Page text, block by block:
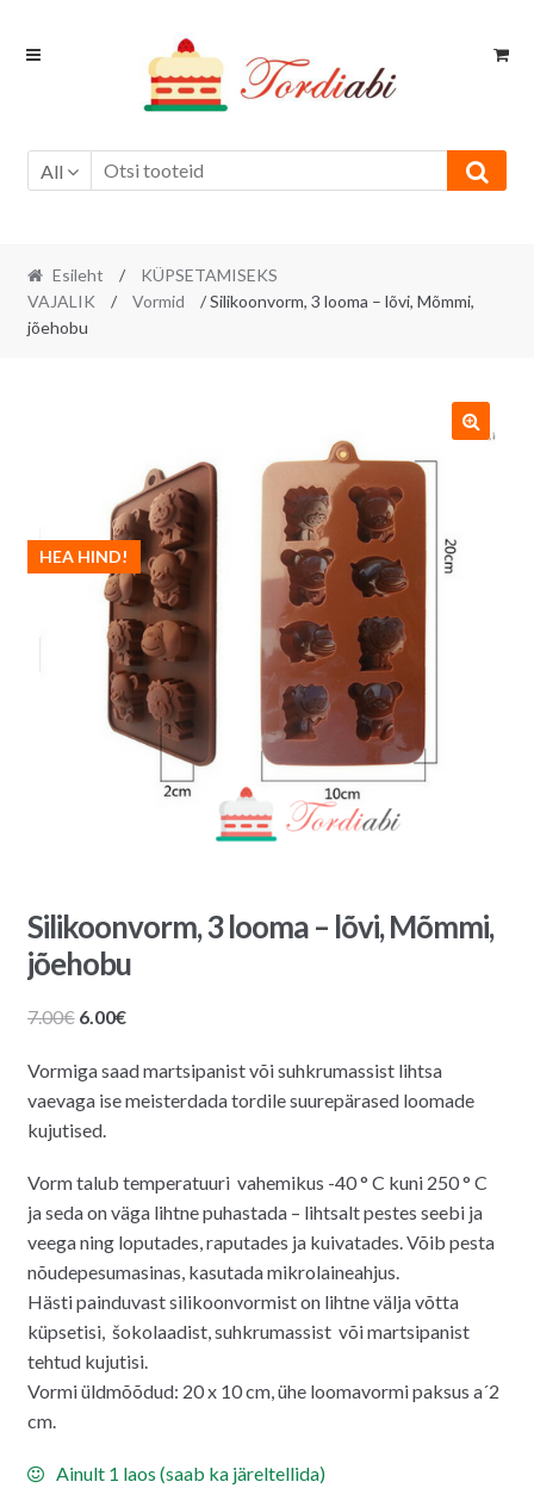
Skip
Skip
All
Esileht /
KÜPSETAMISEKS
VAJALIK
/ Vormid
/ Silikoonvorm, 3 looma – lõvi, Mõmmi,
jõehobu
HEA HIND!
Silikoonvorm, 3 looma – lõvi, Mõmmi,
jõehobu
7.00€ Algne
oli:
7.00€.
6.00€Praegune
on:
6.00€.
Vormiga saad martsipanist või suhkrumassist lihtsa
vaevaga ise meisterdada tordile suurepärased loomade
kujutised.
Vorm talub temperatuuri vahemikus -40 ° C kuni 250 ° C
ja seda on väga lihtne puhastada – lihtsalt pestes seebi ja
veega ning loputades, raputades ja kuivatades. Võib pesta
nõudepesumasinas, kasutada mikrolaineahjus.
Hästi painduvast silikoonvormist on lihtne välja võtta
küpsetisi, šokolaadist, suhkrumassist või martsipanist
tehtud kujutisi.
Vormi üldmõõdud: 20 x 10 cm, ühe loomavormi paksus a´2
cm.
Ainult 1 laos (saab ka järeltellida)